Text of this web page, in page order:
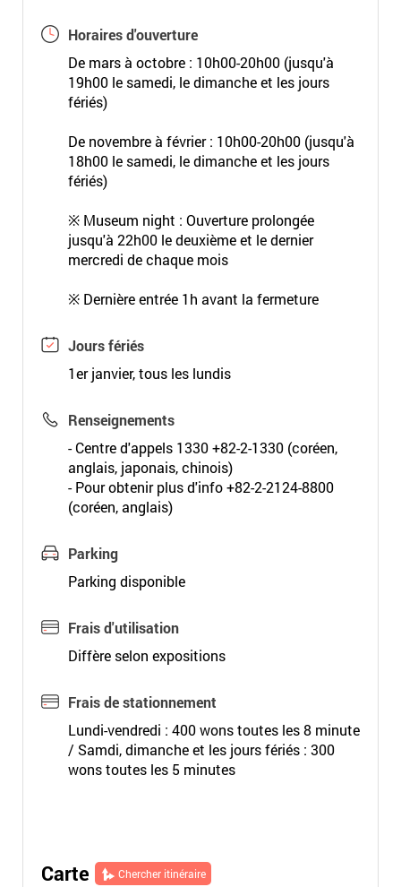
Horaires d'ouverture
De mars à octobre : 10h00-20h00 (jusqu'à
19h00 le samedi, le dimanche et les jours
fériés)
De novembre à février : 10h00-20h00 (jusqu'à
18h00 le samedi, le dimanche et les jours
fériés)
※ Museum night : Ouverture prolongée
jusqu'à 22h00 le deuxième et le dernier
mercredi de chaque mois
※ Dernière entrée 1h avant la fermeture
Jours fériés
1er janvier, tous les lundis
Renseignements
- Centre d'appels 1330 +82-2-1330 (coréen,
anglais, japonais, chinois)
- Pour obtenir plus d'info +82-2-2124-8800
(coréen, anglais)
Parking
Parking disponible
Frais d'utilisation
Diffère selon expositions
Frais de stationnement
Lundi-vendredi : 400 wons toutes les 8 minute
/ Samdi, dimanche et les jours fériés : 300
wons toutes les 5 minutes
Carte Chercher itinéraire